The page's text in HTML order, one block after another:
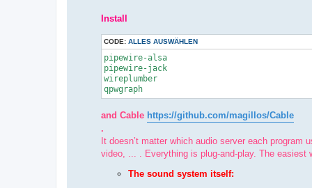
Install
CODE: ALLES AUSWÄHLEN
pipewire-alsa
pipewire-jack
wireplumber
qpwgraph
and Cable https://github.com/magillos/Cable
.
It doesn’t matter which audio server each
video, ... . Everything is plug-and-play. The easiest
The sound system itself: